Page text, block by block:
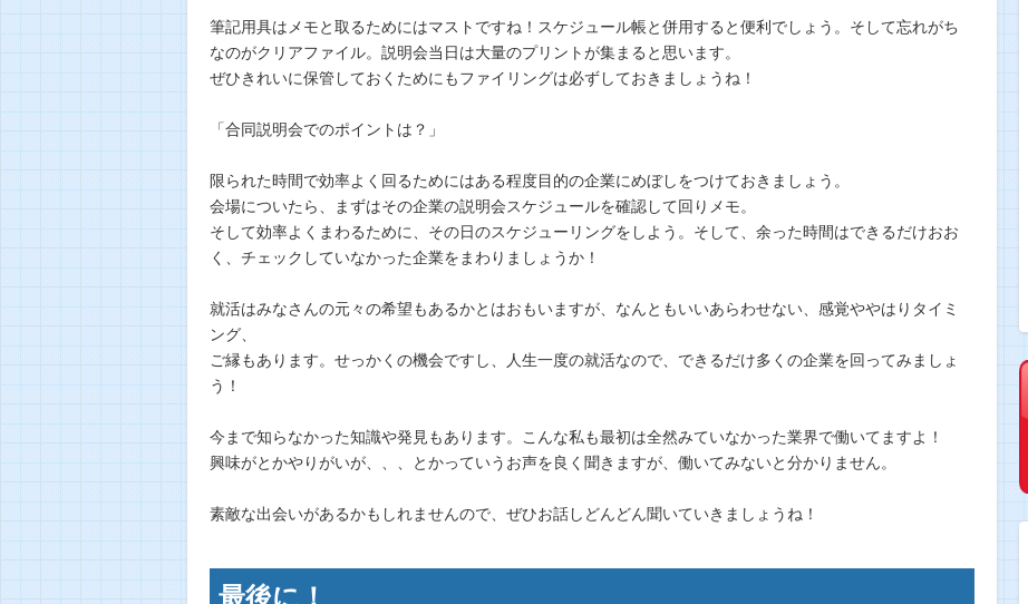
筆記用具はメモと取るためにはマストですね！スケジュール帳と併用すると便利でしょう。そして忘れがち
なのがクリアファイル。説明会当日は大量のプリントが集まると思います。
ぜひきれいに保管しておくためにもファイリングは必ずしておきましょうね！
「合同説明会でのポイントは？」
限られた時間で効率よく回るためにはある程度目的の企業にめぼしをつけておきましょう。
会場についたら、まずはその企業の説明会スケジュールを確認して回りメモ。
そして効率よくまわるために、その日のスケジューリングをしよう。そして、余った時間はできるだけおお
く、チェックしていなかった企業をまわりましょうか！
就活はみなさんの元々の希望もあるかとはおもいますが、なんともいいあらわせない、感覚ややはりタイミ
ング、
ご縁もあります。せっかくの機会ですし、人生一度の就活なので、できるだけ多くの企業を回ってみましょ
う！
今まで知らなかった知識や発見もあります。こんな私も最初は全然みていなかった業界で働いてますよ！
興味がとかやりがいが、、、とかっていうお声を良く聞きますが、働いてみないと分かりません。
素敵な出会いがあるかもしれませんので、ぜひお話しどんどん聞いていきましょうね！
最後に！